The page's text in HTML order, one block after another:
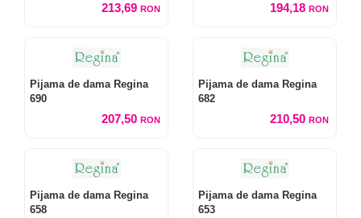
213,69 RON 194,18 RON
Pijama de dama Regina
690
207,50 RON
Pijama de dama Regina
682
210,50 RON
Pijama de dama Regina
658
Pijama de dama Regina
653